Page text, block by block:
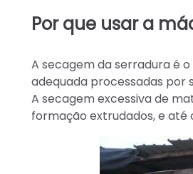
Por que usar a
A secagem da serradura é
adequada processadas por
A secagem excessiva de
formação extrudados, e até